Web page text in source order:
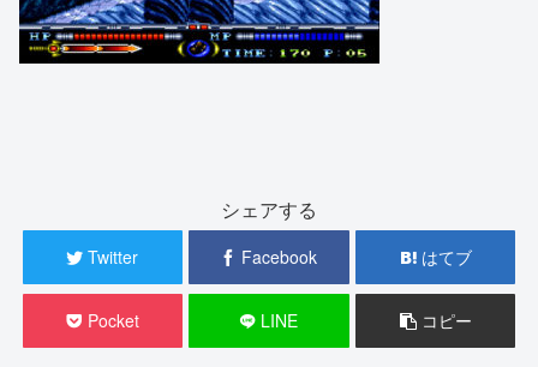
シェアする
Twitter Facebook はてブ
Pocket LINE コピー